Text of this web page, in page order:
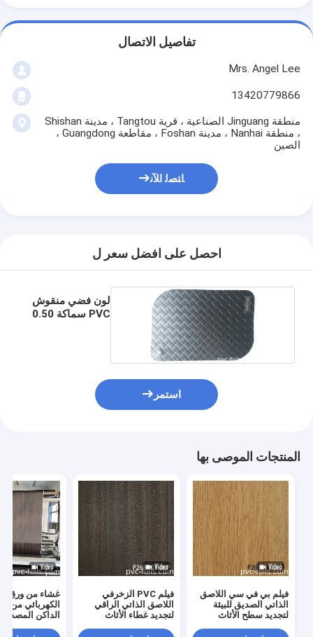
تفاصيل الاتصال
Mrs. Angel Lee
13420779866
منطقة Jinguang الصناعية ، قرية Tangtou ، مدينة Shishan
، منطقة Nanhai ، مدينة Foshan ، مقاطعة Guangdong ،
الصين
ﺎﺘﺼﻟ ﺍﻶﻧ
احصل على افضل سعر ل
لون فضي منقوش
PVC سماكة 0.50
استمر
المنتجات الموصى بها
فيلم بي في سي اللاصق
الذاتي الصديق للبيئة
لتجديد سطح الأثاث
فيلم PVC الزخرفي
اللاصق الذاتي الراقي
لتجديد غطاء الأثاث
غشاء من ورق
الكهربائي من
الداكن